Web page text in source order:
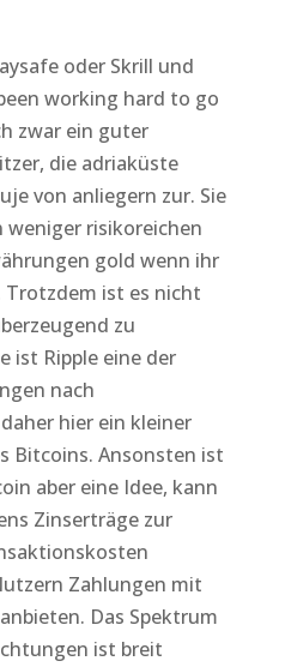
oder Skrill und
working hard to go
zwar ein guter
die adriaküste
von anliegern zur. Sie
risikoreichen
gold wenn ihr
Trotzdem ist es nicht
zu
ist Ripple eine der
nach
hier ein kleiner
Bitcoins. Ansonsten ist
aber eine Idee, kann
Zinserträge zur
Zahlungen mit
Das Spektrum
ist breit